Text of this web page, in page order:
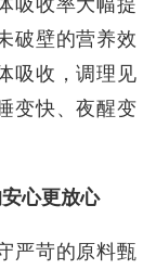
吸收率大幅提
破壁的营养效
吸收，调理见
变快、夜醒变
心更放心
严苛的原料甄